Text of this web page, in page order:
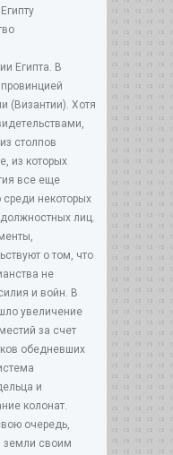
Египта. В
(Византии). Хотя
столпов
из которых
все еще
среди некоторых
лиц.
о том, что
не
и войн. В
увеличение
за счет
обедневших
и
колонат.
очередь,
земли своим